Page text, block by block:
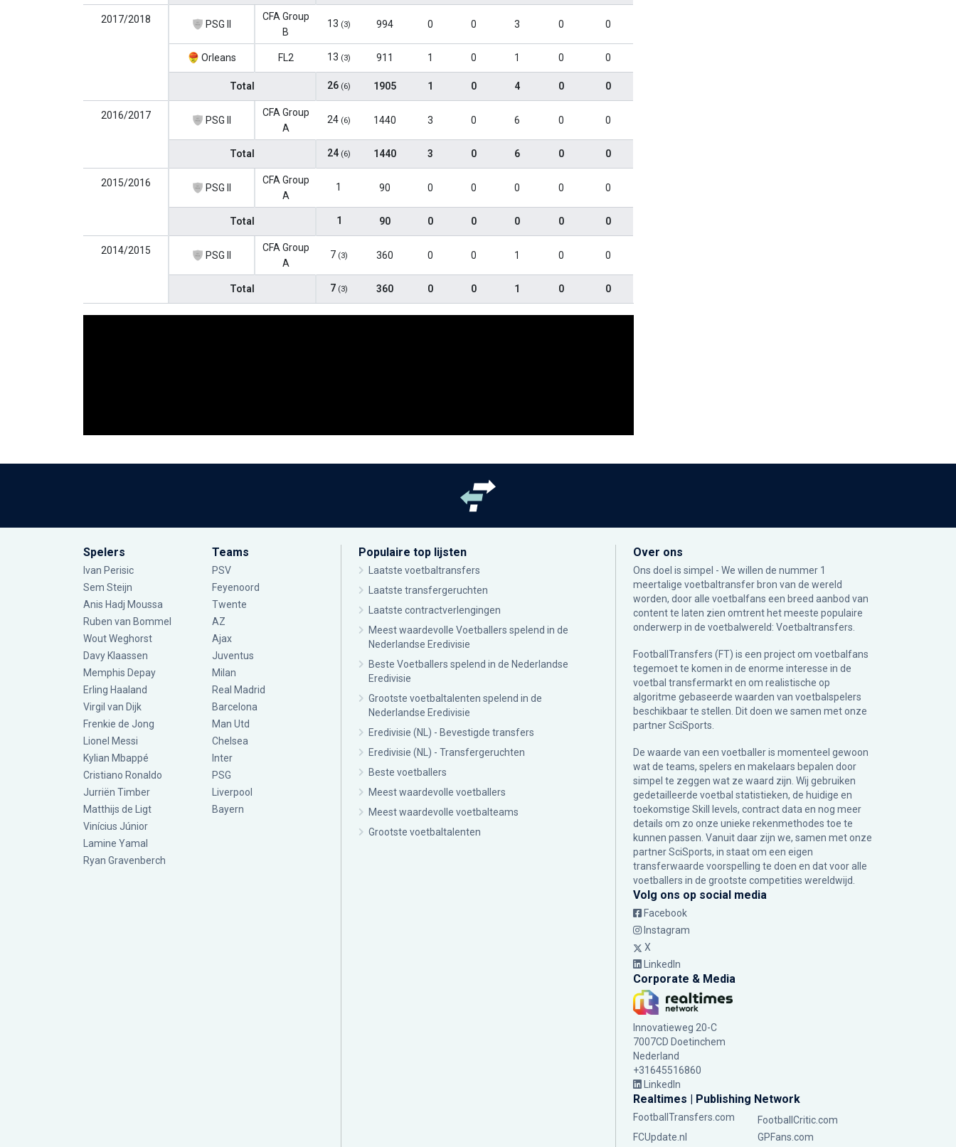
2017/2018 PSG II
CFA Group
B
13 (3) 994 0 0 3 0 0
Orleans FL2 13 (3) 911 1 0 1 0 0
Total 26 (6) 1905 1 0 4 0 0
2016/2017 PSG II
CFA Group
A
24 (6) 1440 3 0 6 0 0
Total 24 (6) 1440 3 0 6 0 0
2015/2016 PSG II
CFA Group
A
1 90 0 0 0 0 0
Total 1 90 0 0 0 0 0
2014/2015 PSG II
CFA Group
A
7 (3) 360 0 0 1 0 0
Total 7 (3) 360 0 0 1 0 0
Spelers
Ivan Perisic
Sem Steijn
Anis Hadj Moussa
Ruben van Bommel
Wout Weghorst
Davy Klaassen
Memphis Depay
Erling Haaland
Virgil van Dijk
Frenkie de Jong
Lionel Messi
Kylian Mbappé
Cristiano Ronaldo
Jurriën Timber
Matthijs de Ligt
Vinícius Júnior
Lamine Yamal
Ryan Gravenberch
Teams
PSV
Feyenoord
Twente
AZ
Ajax
Juventus
Milan
Real Madrid
Barcelona
Man Utd
Chelsea
Inter
PSG
Liverpool
Bayern
Populaire top lijsten
Laatste voetbaltransfers
Laatste transfergeruchten
Laatste contractverlengingen
Meest waardevolle Voetballers spelend in de
Nederlandse Eredivisie
Beste Voetballers spelend in de Nederlandse
Eredivisie
Grootste voetbaltalenten spelend in de
Nederlandse Eredivisie
Eredivisie (NL) - Bevestigde transfers
Eredivisie (NL) - Transfergeruchten
Beste voetballers
Meest waardevolle voetballers
Meest waardevolle voetbalteams
Grootste voetbaltalenten
Over ons
Ons doel is simpel - We willen de nummer 1
meertalige voetbaltransfer bron van de wereld
worden, door alle voetbalfans een breed aanbod van
content te laten zien omtrent het meeste populaire
onderwerp in de voetbalwereld: Voetbaltransfers.
FootballTransfers (FT) is een project om voetbalfans
tegemoet te komen in de enorme interesse in de
voetbal transfermarkt en om realistische op
algoritme gebaseerde waarden van voetbalspelers
beschikbaar te stellen. Dit doen we samen met onze
partnerSciSports
De waarde van een voetballer is momenteel gewoon
wat de teams, spelers en makelaars bepalen door
simpel te zeggen wat ze waard zijn. Wij gebruiken
gedetailleerde voetbal statistieken, de huidige en
toekomstige Skill levels, contract data en nog meer
details om zo onze unieke rekenmethodes toe te
kunnen passen. Vanuit daar zijn we, samen met onze
partner SciSports, in staat om een eigen
transferwaarde voorspelling te doen en dat voor alle
voetballers in de grootste competities wereldwijd.
Volg ons op social media
Facebook
Instagram
X
LinkedIn
Corporate & Media
Innovatieweg 20-C
7007CD Doetinchem
Nederland
+31645516860
LinkedIn
Realtimes | Publishing Network
FootballTransfers.com
FootballCritic.com
FCUpdate.nl
GPFans.com